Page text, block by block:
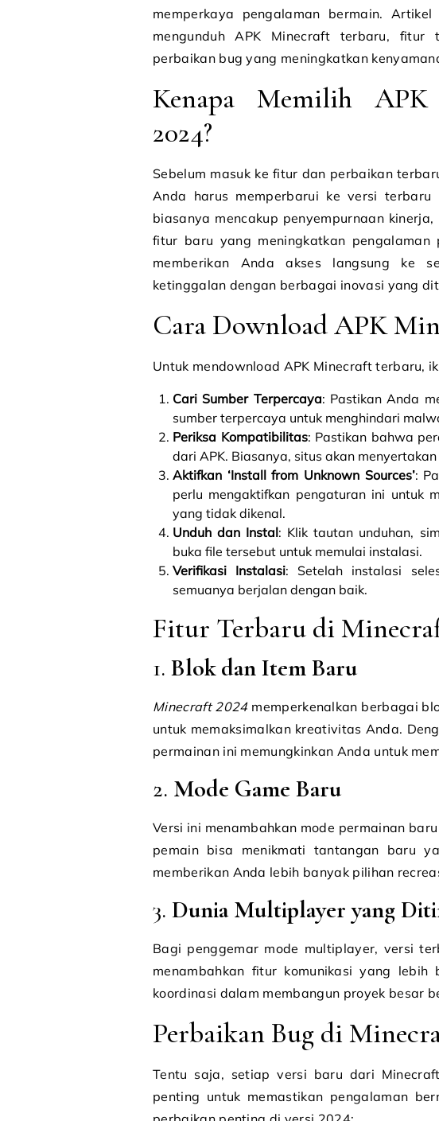
memperkaya pengalaman bermain.
mengunduh APK Minecraft terbaru,
perbaikan bug yang meningkatkan
Kenapa Memilih
2024?
Sebelum masuk ke fitur dan perbaikan
Anda harus memperbarui ke versi terbaru
biasanya mencakup penyempurnaan
fitur baru yang meningkatkan pengalaman
memberikan Anda akses langsung ke
ketinggalan dengan berbagai inovasi yang
Cara Download APK
Untuk mendownload APK Minecraft terbaru,
Cari Sumber Terpercaya: Pastikan Anda
sumber terpercaya untuk menghindari
Periksa Kompatibilitas: Pastikan bahwa
dari APK. Biasanya, situs akan
Aktifkan ‘Install from Unknown Sources’:
perlu mengaktifkan pengaturan ini untuk
yang tidak dikenal.
Unduh dan Instal: Klik tautan unduhan,
buka file tersebut untuk memulai instalasi.
Verifikasi Instalasi: Setelah instalasi
semuanya berjalan dengan baik.
Fitur Terbaru di
1. Blok dan Item Baru
Minecraft 2024memperkenalkan berbagai
untuk memaksimalkan kreativitas Anda.
permainan ini memungkinkan Anda untuk
2. Mode Game Baru
Versi ini menambahkan mode permainan
pemain bisa menikmati tantangan baru
memberikan Anda lebih banyak pilihan
3. Dunia Multiplayer yang
Bagi penggemar mode multiplayer, versi
menambahkan fitur komunikasi yang
koordinasi dalam membangun proyek besar
Perbaikan Bug di
Tentu saja, setiap versi baru dari
penting untuk memastikan pengalaman